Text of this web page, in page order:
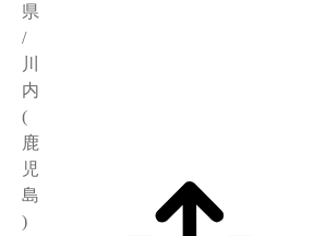
県
/
川
内
(
鹿
児
島
)